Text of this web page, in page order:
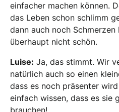
einfacher machen können.
das Leben schon schlimm
dann auch noch
überhaupt nicht schön.
Luise: Ja, das stimmt. Wir
natürlich auch so einen
dass es noch präsenter
einfach wissen, dass es sie